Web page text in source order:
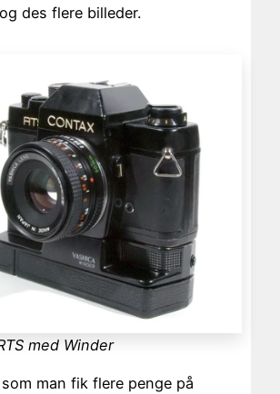
des flere billeder.
med Winder
man fik flere penge på